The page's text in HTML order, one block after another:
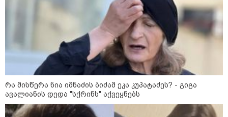
11:13 / 05-08-2026
Hisense წარმოგიდგენთ გზავნილს "ინოვაციები
უკეთესი ცხოვრებისათვის" FIFA-ს 2026 წლის
მსოფლიო ჩემპიონატზე™
რა მისწერა ნია იმნაძის ბიძამ ეკა კუპატაძეს? - გიგა
ავალიანის დედა "სქრინს" აქვეყნებს